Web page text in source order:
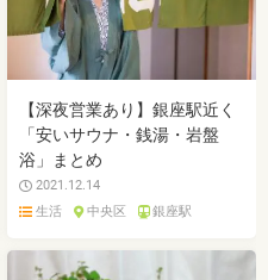
【深夜営業あり】銀座駅近く
「安いサウナ・銭湯・岩盤
浴」まとめ
2021.12.14
生活
中央区 銀座駅